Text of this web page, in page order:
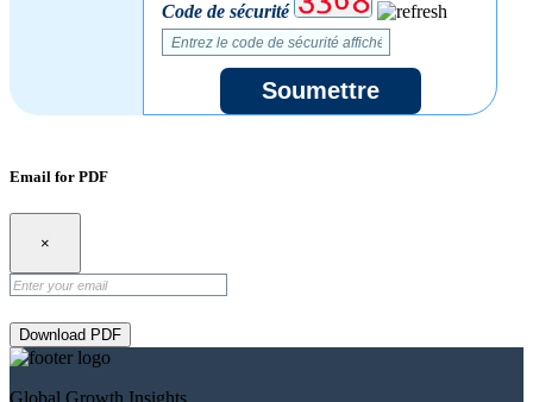
Code de sécurité
Soumettre
Email for PDF
×
Download PDF
Global Growth Insights